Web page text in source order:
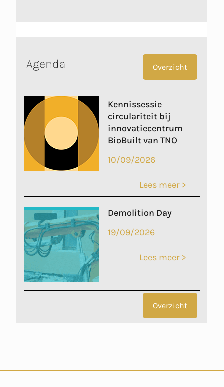
Agenda Overzicht
Kennissessie
circulariteit bij
innovatiecentrum
BioBuilt van TNO
10/09/2026
Lees meer >
Demolition Day
19/09/2026
Lees meer >
Overzicht